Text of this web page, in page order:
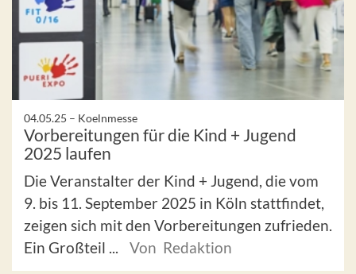
04.05.25 – Koelnmesse
Vorbereitungen für die Kind + Jugend
2025 laufen
Die Veranstalter der Kind + Jugend, die vom
9. bis 11. September 2025 in Köln stattfindet,
zeigen sich mit den Vorbereitungen zufrieden.
Ein Großteil ...
Von Redaktion